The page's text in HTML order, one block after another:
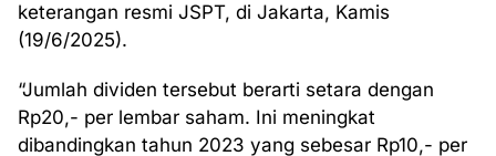
keterangan resmi JSPT, di Jakarta, Kamis
(19/6/2025).
“Jumlah dividen tersebut berarti setara dengan
Rp20,- per lembar saham. Ini meningkat
dibandingkan tahun 2023 yang sebesar Rp10,- per